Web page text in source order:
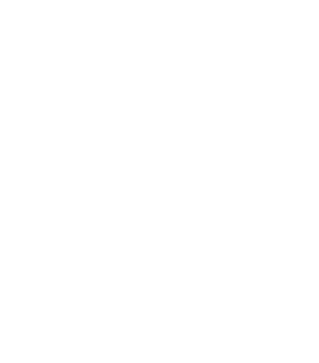
Sie einen Überblick über den